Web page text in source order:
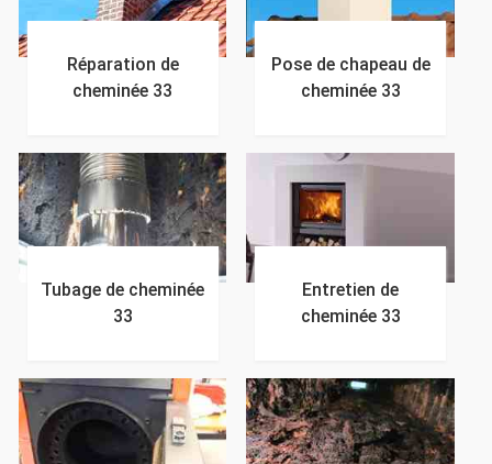
Réparation de
cheminée 33
Pose de chapeau de
cheminée 33
Tubage de cheminée
33
Entretien de
cheminée 33